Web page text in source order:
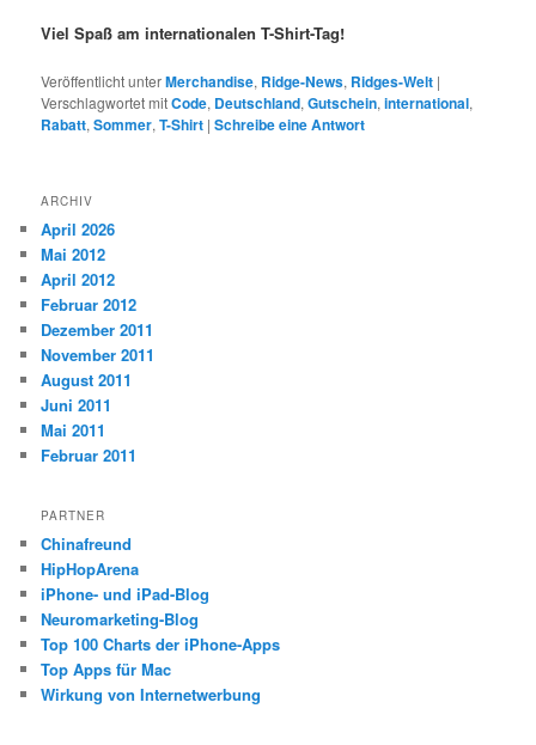
Viel Spaß am internationalen T-Shirt-Tag!
Veröffentlicht unterMerchandise, Ridge-News, Ridges-Welt |
Verschlagwortet mitCode, Deutschland,Gutschein,international,
Rabatt,Sommer,T-Shirt |Schreibe eine Antwort
ARCHIV
April 2026
Mai 2012
April 2012
Februar 2012
Dezember 2011
November 2011
August 2011
Juni 2011
Mai 2011
Februar 2011
PARTNER
Chinafreund
HipHopArena
iPhone- und iPad-Blog
Neuromarketing-Blog
Top 100 Charts der iPhone-Apps
Top Apps für Mac
Wirkung von Internetwerbung